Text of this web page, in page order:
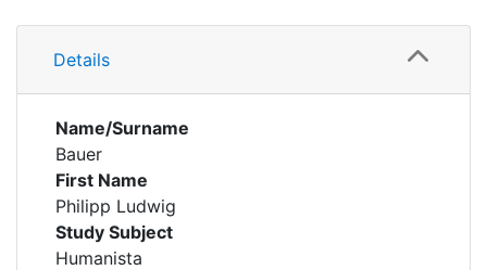
Details
Details
Name/Surname
Bauer
First Name
Philipp Ludwig
Study Subject
Humanista